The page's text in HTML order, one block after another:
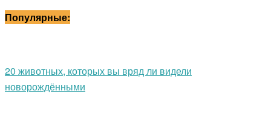
Популярные:
20 животных, которых вы вряд ли видели
новорождёнными